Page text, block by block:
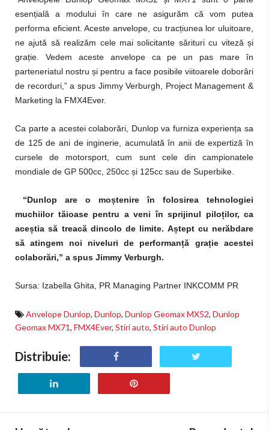
esențială a modului în care ne asigurăm că vom putea
performa eficient. Aceste anvelope, cu tracțiunea lor uluitoare,
ne ajută să realizăm cele mai solicitante sărituri cu viteză și
grație. Vedem aceste anvelope ca pe un pas mare în
parteneriatul nostruși pentru a face posibile viitoarele doborâri
de recorduri,” a spus Jimmy Verburgh, Project Management &
Marketing la FMX4Ever.
Ca parte a acestei colaborări, Dunlop va furniza experiența sa
de 125 de ani de inginerie, acumulată în anii de expertiză în
cursele de motorsport, cum sunt cele din campionatele
mondiale de GP 500cc, 250cc și 125cc sau de Superbike.
“Dunlop are o moștenire în folosirea tehnologiei
muchiilor tăioase pentru a veni în sprijinul piloților, ca
aceștia să treacă dincolo de limite. Aștept cu nerăbdare
să atingem noi niveluri de performanță grație acestei
colaborări,” a spus Jimmy Verburgh.
Sursa: Izabella Ghita, PR Managing Partner INKCOMM PR
Anvelope Dunlop, Dunlop, Dunlop Geomax MX52, Dunlop
Geomax MX71, FMX4Ever, Stiri auto, Stiri auto Dunlop
Distribuie: